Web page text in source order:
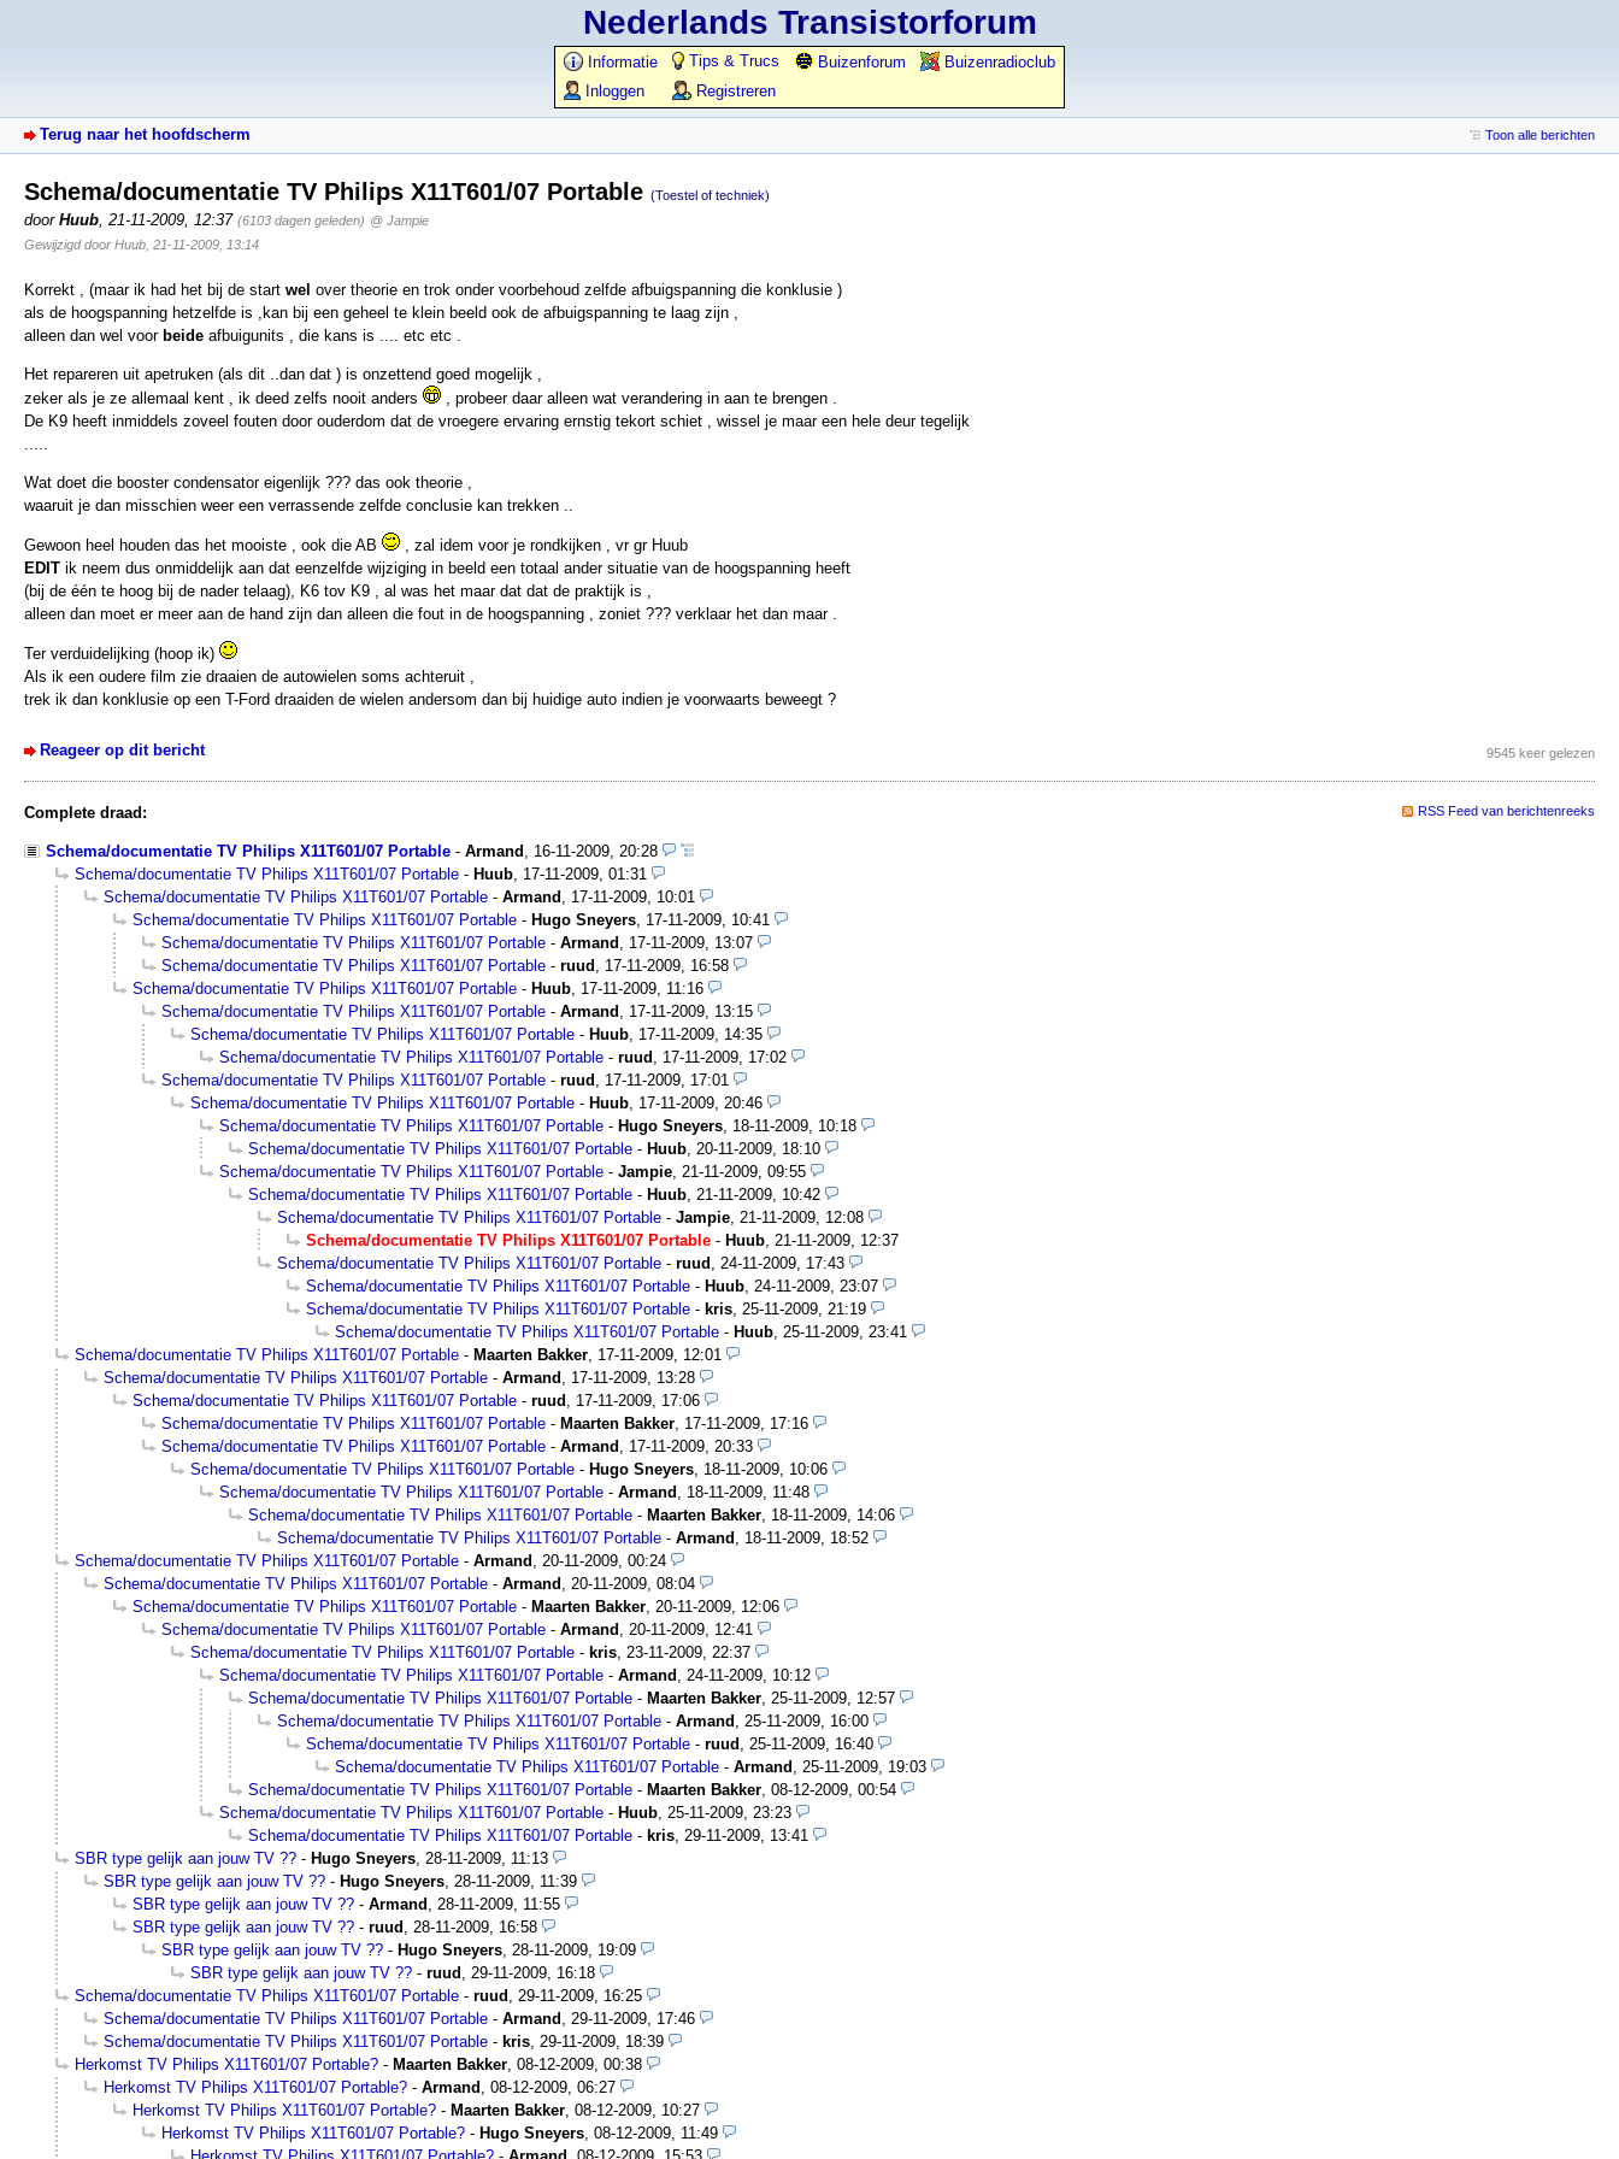
Nederlands Transistorforum
Informatie Tips & Trucs Buizenforum
Buizenradioclub
Inloggen
Registreren
Terug naar het hoofdscherm Toon alle berichten
Schema/documentatie TV Philips X11T601/07 Portable (Toestel of techniek)
door Huub 21-11-2009, 12:37 (6103 dagen geleden) @ Jampie
Gewijzigd door Huub, 21-11-2009, 13:14
Korrekt , (maar ik had het bij de start wel over theorie en trok onder voorbehoud zelfde afbuigspanning die konklusie )
als de hoogspanning hetzelfde is ,kan bij een geheel te klein beeld ook de afbuigspanning te laag zijn ,
alleen dan wel voor beide afbuigunits , die kans is .... etc etc .
Het repareren uit apetruken (als dit ..dan dat ) is onzettend goed mogelijk ,
zeker als je ze allemaal kent , ik deed zelfs nooit anders
, probeer daar alleen wat verandering in aan te brengen .
De K9 heeft inmiddels zoveel fouten door ouderdom dat de vroegere ervaring ernstig tekort schiet , wissel je maar een hele deur tegelijk
Wat doet die booster condensator eigenlijk ??? das ook theorie ,
waaruit je dan misschien weer een verrassende zelfde conclusie kan trekken ..
Gewoon heel houden das het mooiste , ook die AB
, zal idem voor je rondkijken , vr gr Huub
EDIT ik neem dus onmiddelijk aan dat eenzelfde wijziging in beeld een totaal ander situatie van de hoogspanning heeft
(bij de één te hoog bij de nader telaag), K6 tov K9 , al was het maar dat dat de praktijk is ,
alleen dan moet er meer aan de hand zijn dan alleen die fout in de hoogspanning , zoniet ??? verklaar het dan maar .
Ter verduidelijking (hoop ik)
Als ik een oudere film zie draaien de autowielen soms achteruit ,
trek ik dan konklusie op een T-Ford draaiden de wielen andersom dan bij huidige auto indien je voorwaarts beweegt ?
Reageer op dit bericht 9545 keer gelezen
Complete draad: RSS Feed van berichtenreeks
Schema/documentatie TV Philips X11T601/07 Portable - Armand , 16-11-2009, 20:28
Schema/documentatie TV Philips X11T601/07 Portable - Huub, 17-11-2009, 01:31
Schema/documentatie TV Philips X11T601/07 Portable - Armand , 17-11-2009, 10:01
Schema/documentatie TV Philips X11T601/07 Portable - Hugo Sneyers, 17-11-2009, 10:41
Schema/documentatie TV Philips X11T601/07 Portable - Armand , 17-11-2009, 13:07
Schema/documentatie TV Philips X11T601/07 Portable - ruud , 17-11-2009, 16:58
Schema/documentatie TV Philips X11T601/07 Portable - Huub, 17-11-2009, 11:16
Schema/documentatie TV Philips X11T601/07 Portable - Armand , 17-11-2009, 13:15
Schema/documentatie TV Philips X11T601/07 Portable - Huub, 17-11-2009, 14:35
Schema/documentatie TV Philips X11T601/07 Portable - ruud , 17-11-2009, 17:02
Schema/documentatie TV Philips X11T601/07 Portable - ruud , 17-11-2009, 17:01
Schema/documentatie TV Philips X11T601/07 Portable - Huub, 17-11-2009, 20:46
Schema/documentatie TV Philips X11T601/07 Portable - Hugo Sneyers, 18-11-2009, 10:18
Schema/documentatie TV Philips X11T601/07 Portable - Huub, 20-11-2009, 18:10
Schema/documentatie TV Philips X11T601/07 Portable - Jampie, 21-11-2009, 09:55
Schema/documentatie TV Philips X11T601/07 Portable - Huub, 21-11-2009, 10:42
Schema/documentatie TV Philips X11T601/07 Portable - Jampie, 21-11-2009, 12:08
Schema/documentatie TV Philips X11T601/07 Portable - Huub, 21-11-2009, 12:37
Schema/documentatie TV Philips X11T601/07 Portable - ruud , 24-11-2009, 17:43
Schema/documentatie TV Philips X11T601/07 Portable - Huub, 24-11-2009, 23:07
Schema/documentatie TV Philips X11T601/07 Portable - kris, 25-11-2009, 21:19
Schema/documentatie TV Philips X11T601/07 Portable - Huub, 25-11-2009, 23:41
Schema/documentatie TV Philips X11T601/07 Portable - Maarten Bakker, 17-11-2009, 12:01
Schema/documentatie TV Philips X11T601/07 Portable - Armand , 17-11-2009, 13:28
Schema/documentatie TV Philips X11T601/07 Portable - ruud , 17-11-2009, 17:06
Schema/documentatie TV Philips X11T601/07 Portable - Maarten Bakker, 17-11-2009, 17:16
Schema/documentatie TV Philips X11T601/07 Portable - Armand , 17-11-2009, 20:33
Schema/documentatie TV Philips X11T601/07 Portable - Hugo Sneyers, 18-11-2009, 10:06
Schema/documentatie TV Philips X11T601/07 Portable - Armand , 18-11-2009, 11:48
Schema/documentatie TV Philips X11T601/07 Portable - Maarten Bakker, 18-11-2009, 14:06
Schema/documentatie TV Philips X11T601/07 Portable - Armand , 18-11-2009, 18:52
Schema/documentatie TV Philips X11T601/07 Portable - Armand , 20-11-2009, 00:24
Schema/documentatie TV Philips X11T601/07 Portable - Armand , 20-11-2009, 08:04
Schema/documentatie TV Philips X11T601/07 Portable - Maarten Bakker, 20-11-2009, 12:06
Schema/documentatie TV Philips X11T601/07 Portable - Armand , 20-11-2009, 12:41
Schema/documentatie TV Philips X11T601/07 Portable - kris, 23-11-2009, 22:37
Schema/documentatie TV Philips X11T601/07 Portable - Armand , 24-11-2009, 10:12
Schema/documentatie TV Philips X11T601/07 Portable - Maarten Bakker, 25-11-2009, 12:57
Schema/documentatie TV Philips X11T601/07 Portable - Armand , 25-11-2009, 16:00
Schema/documentatie TV Philips X11T601/07 Portable - ruud , 25-11-2009, 16:40
Schema/documentatie TV Philips X11T601/07 Portable - Armand , 25-11-2009, 19:03
Schema/documentatie TV Philips X11T601/07 Portable - Maarten Bakker, 08-12-2009, 00:54
Schema/documentatie TV Philips X11T601/07 Portable - Huub, 25-11-2009, 23:23
Schema/documentatie TV Philips X11T601/07 Portable - kris, 29-11-2009, 13:41
SBR type gelijk aan jouw TV ?? - Hugo Sneyers, 28-11-2009, 11:13
SBR type gelijk aan jouw TV ?? - Hugo Sneyers, 28-11-2009, 11:39
SBR type gelijk aan jouw TV ?? - Armand , 28-11-2009, 11:55
SBR type gelijk aan jouw TV ?? - ruud , 28-11-2009, 16:58
SBR type gelijk aan jouw TV ?? - Hugo Sneyers, 28-11-2009, 19:09
SBR type gelijk aan jouw TV ?? - ruud , 29-11-2009, 16:18
Schema/documentatie TV Philips X11T601/07 Portable - ruud , 29-11-2009, 16:25
Schema/documentatie TV Philips X11T601/07 Portable - Armand , 29-11-2009, 17:46
Schema/documentatie TV Philips X11T601/07 Portable - kris, 29-11-2009, 18:39
Herkomst TV Philips X11T601/07 Portable? - Maarten Bakker, 08-12-2009, 00:38
Herkomst TV Philips X11T601/07 Portable? - Armand , 08-12-2009, 06:27
Herkomst TV Philips X11T601/07 Portable? - Maarten Bakker, 08-12-2009, 10:27
Herkomst TV Philips X11T601/07 Portable? - Hugo Sneyers, 08-12-2009, 11:49